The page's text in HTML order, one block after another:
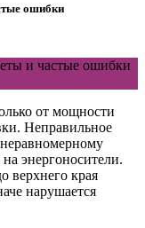
ошибки
от мощности
Неправильное
энергоносители.
верхнего края
нарушается